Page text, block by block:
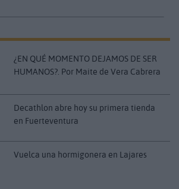
¿EN QUÉ MOMENTO DEJAMOS DE SER
HUMANOS?. Por Maite de Vera Cabrera
Decathlon abre hoy su primera tienda
en Fuerteventura
Vuelca una hormigonera en Lajares